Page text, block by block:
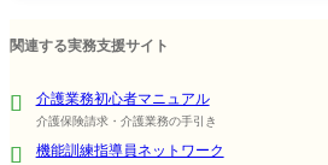
関連する実務支援サイト
介護業務初心者マニュアル
介護保険請求・介護業務の手引き
機能訓練指導員ネットワーク